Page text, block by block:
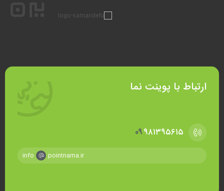
ارتباط با پوینت نما
۰۹۹۸۱۳۹۵۶۱۵
info pointnama.ir